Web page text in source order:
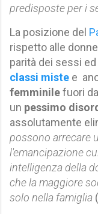
predisposte per i
La posizione del
rispetto alle
parità dei sessi
classi miste e
femminilefuori
un pessimo
assolutamente
possono arrecare
l'emancipazione
intelligenza della
che la maggiore
solo nella famiglia